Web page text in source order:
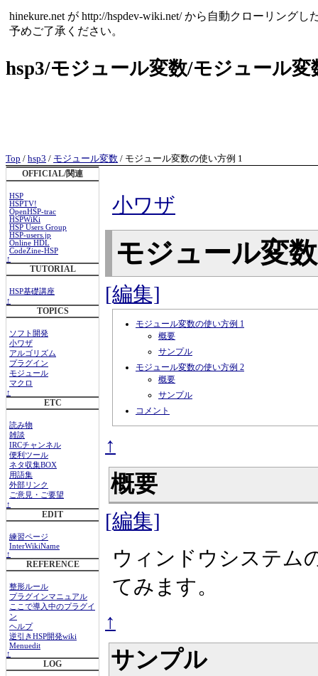
hinekure.net が http://hspdev-wiki.net/ から自動クローリング
予めご了承ください。
hsp3/モジュール変数/モジュール変
Top / hsp3 / モジュール変数 / モジュール変数の使い方例 1
OFFICIAL/関連
HSP
HSPTV!
OpenHSP-trac
HSPWiKi
HSP Users Group
HSP-users.jp
Online HDL
CodeZine-HSP
↑
TUTORIAL
HSP基礎講座
↑
TOPICS
ソフト開発
小ワザ
アルゴリズム
プラグイン
モジュール
マクロ
↑
ETC
読み物
雑談
IRCチャンネル
便利ツール
ネタ収集BOX
用語集
外部リンク
ご意見・ご要望
↑
EDIT
練習ページ
InterWikiName
↑
REFERENCE
整形ルール
プラグインマニュアル
ここで導入中のプラグイ
ン
ヘルプ
逆引きHSP開発wiki
Menuedit
↑
LOG
小ワザ
モジュール変
[編集]
モジュール変数の使い方例 1
概要
サンプル
モジュール変数の使い方例 2
概要
サンプル
コメント
↑
概要
[編集]
ウィンドウシステム
てみます。
↑
サンプル